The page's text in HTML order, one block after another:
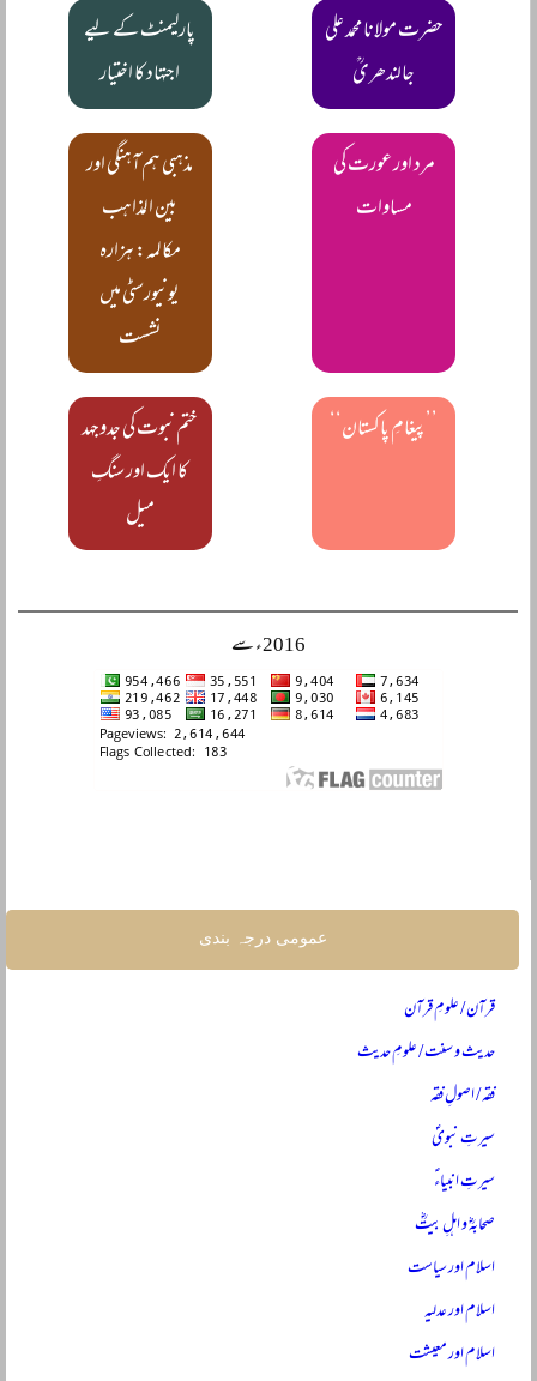
حضرت مولانا محمد علی
جالندھریؒ
پارلیمنٹ کے لیے
اجتہاد کا اختیار
مرد اور عورت کی
مساوات
مذہبی ہم آہنگی اور
بین المذاہب
مکالمہ: ہزارہ
یونیورسٹی میں
نشست
’’پیغامِ پاکستان‘‘
ختم نبوت کی جدوجہد
کا ایک اور سنگِ
میل
2016ء سے
عمومی درجہ بندی
قرآن / علومِ قرآن
حدیث و سنت / علومِ حدیث
فقہ / اصولِ فقہ
سیرتِ نبویؐ
سیرتِ انبیاءؑ
صحابہؓ و اہلِ بیتؓ
اسلام اور سیاست
اسلام اور عدلیہ
اسلام اور معیشت